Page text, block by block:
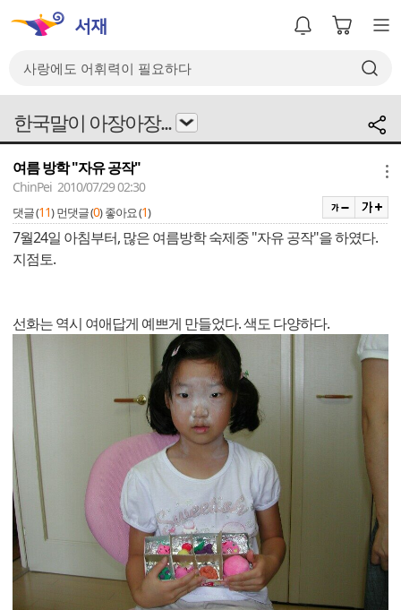
한국말이 아장아장...
여름 방학 "자유 공작"
ChinPei 2010/07/29 02:30
댓글 (11) 먼댓글 (0) 좋아요 (1)
7월24일 아침부터, 많은 여름방학 숙제중 "자유 공작"을 하였다.
지점토.
선화는 역시 여애답게 예쁘게 만들었다. 색도 다양하다.